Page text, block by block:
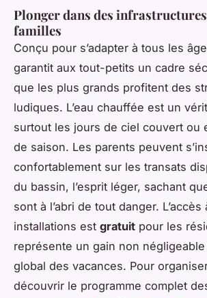
Plonger dans des
familles
Conçu pour s’adapter à tous les
garantit aux tout-petits un cadre
que les plus grands profitent des
ludiques. L’eau chauffée est un
surtout les jours de ciel couvert ou
de saison. Les parents peuvent
confortablement sur les transats
du bassin, l’esprit léger, sachant
sont à l’abri de tout danger. L’accès
installations est gratuit pour les
représente un gain non
global des vacances. Pour
découvrir le programme complet